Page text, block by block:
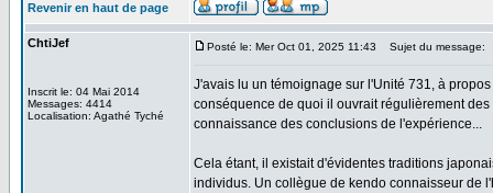
Revenir en haut de page
ChtiJef
Inscrit le: 04 Mai 2014
Messages: 4414
Localisation: Agathé Tyché
Posté le: Mer Oct 01, 2025 11:43 Sujet du message:
J'avais lu un témoignage sur l'Unité 731, à
conséquence de quoi il ouvrait régulièrement
connaissance des conclusions de l'expérience...
Cela étant, il existait d'évidentes traditions
individus. Un collègue de kendo connaisseur de